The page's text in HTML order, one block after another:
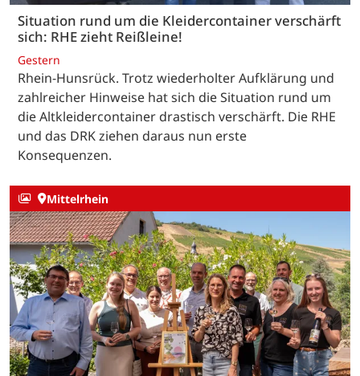
Situation rund um die Kleidercontainer verschärft
sich: RHE zieht Reißleine!
Gestern
Rhein-Hunsrück. Trotz wiederholter Aufklärung und
zahlreicher Hinweise hat sich die Situation rund um
die Altkleidercontainer drastisch verschärft. Die RHE
und das DRK ziehen daraus nun erste
Konsequenzen.
Mittelrhein